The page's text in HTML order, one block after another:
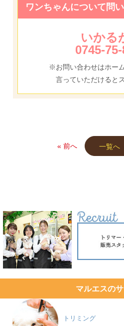
ワンちゃんについて問
いかる
0745-
※お問い合わせはホー
言っていただけると
« 前へ 一覧へ
マルエスの
トリミング